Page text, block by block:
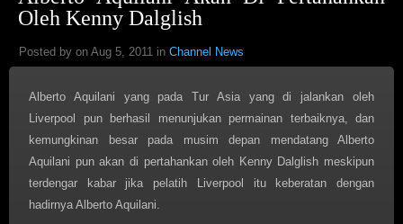
Oleh Kenny Dalglish
Posted by on Aug 5, 2011 in Channel News
Alberto Aquilani yang pada Tur Asia yang di jalankan oleh
Liverpool pun berhasil menunjukan permainan terbaiknya, dan
kemungkinan besar pada musim depan mendatang Alberto
Aquilani pun akan di pertahankan oleh Kenny Dalglish meskipun
terdengar kabar jika pelatih Liverpool itu keberatan dengan
hadirnya Alberto Aquilani.